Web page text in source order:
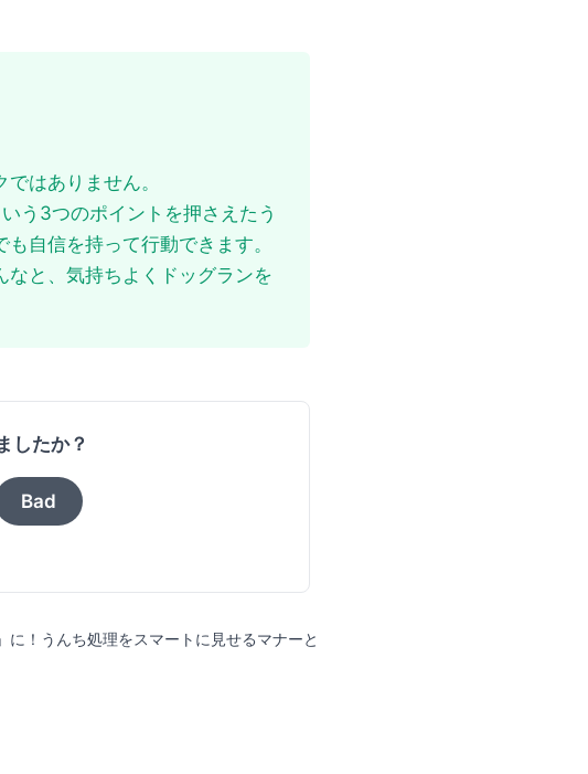
はありません。
う3つのポイントを押さえたう
自信を持って行動できます。
と、気持ちよくドッグランを
したか？
Bad
に！うんち処理をスマートに見せるマナーと